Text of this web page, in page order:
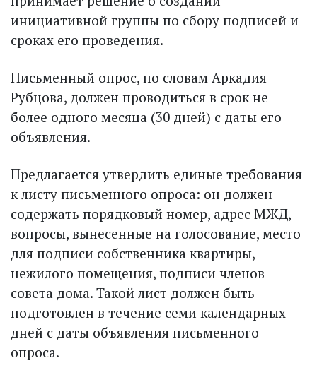
инициативной группы по сбору подписей и
сроках его проведения.
Письменный опрос, по словам Аркадия
Рубцова, должен проводиться в срок не
более одного месяца (30 дней) с даты его
объявления.
Предлагается утвердить единые требования
к листу письменного опроса: он должен
содержать порядковый номер, адрес МЖД,
вопросы, вынесенные на голосование, место
для подписи собственника квартиры,
нежилого помещения, подписи членов
совета дома. Такой лист должен быть
подготовлен в течение семи календарных
дней с даты объявления письменного
опроса.